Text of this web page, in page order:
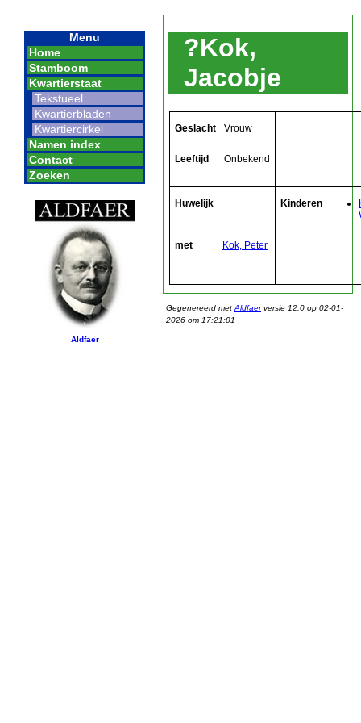
Menu
Home
Stamboom
Kwartierstaat
Tekstueel
Kwartierbladen
Kwartiercirkel
Namen index
Contact
Zoeken
Aldfaer
?Kok,
Jacobje
Geslacht Vrouw
Leeftijd Onbekend
Huwelijk
met Kok, Peter
Kinderen
Gegenereerd met Aldfaerversie 12.0 op 02-01-
2026 om 17:21:01